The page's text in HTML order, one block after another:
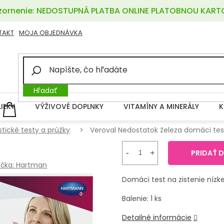
NEDOSTUPNÁ PLATBA ONLINE PLATOBNOU
MOJA OBJEDNÁVKA
Hľadať
NÁKUPNÝ
KOŠÍK
VÝŽIVOVÉ DOPLNKY VITAMÍNY A MINERÁLY
testy a prúžky Veroval Nedostatok železa domáci
Hartman
PRIDAŤ
Domáci test na zistenie
Balenie: 1 ks
Detailné informácie